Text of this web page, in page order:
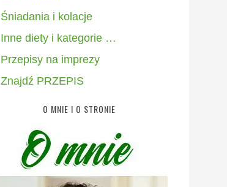
Śniadania i kolacje
Inne diety i kategorie …
Przepisy na imprezy
Znajdź PRZEPIS
O MNIE I O STRONIE